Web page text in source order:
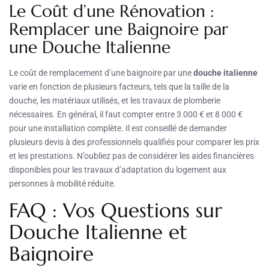
Le Coût d’une Rénovation :
Remplacer une Baignoire par
une Douche Italienne
Le coût de remplacement d’une baignoire par unedouche italienne
varie en fonction de plusieurs facteurs, tels que la taille de la
douche, les matériaux utilisés, et les travaux de plomberie
nécessaires. En général, il faut compter entre 3 000 € et 8 000 €
pour une installation complète. Il est conseillé de demander
plusieurs devis à des professionnels qualifiés pour comparer les prix
et les prestations. N’oubliez pas de considérer les aides financières
disponibles pour les travaux d’adaptation du logement aux
personnes à mobilité réduite.
FAQ : Vos Questions sur
Douche Italienne et
Baignoire